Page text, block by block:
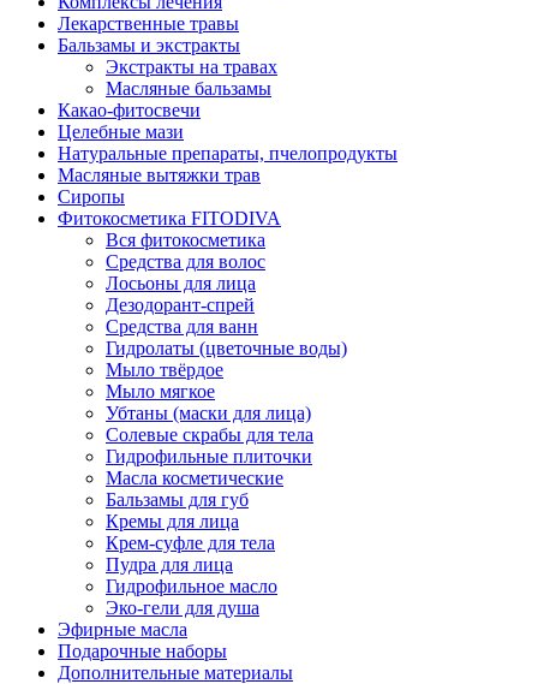
Лекарственные травы
Бальзамы и экстракты
Экстракты на травах
Масляные бальзамы
Какао-фитосвечи
Целебные мази
Натуральные препараты, пчелопродукты
Масляные вытяжки трав
Сиропы
Фитокосметика FITODIVA
Вся фитокосметика
Средства для волос
Лосьоны для лица
Дезодорант-спрей
Средства для ванн
Гидролаты (цветочные воды)
Мыло твёрдое
Мыло мягкое
Убтаны (маски для лица)
Солевые скрабы для тела
Гидрофильные плиточки
Масла косметические
Бальзамы для губ
Кремы для лица
Крем-суфле для тела
Пудра для лица
Гидрофильное масло
Эко-гели для душа
Эфирные масла
Подарочные наборы
Дополнительные материалы